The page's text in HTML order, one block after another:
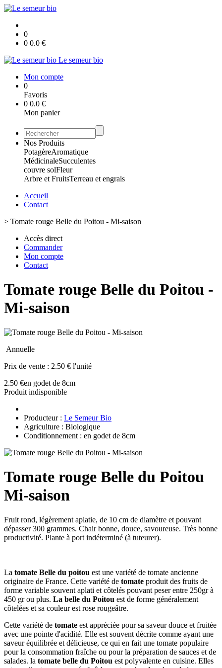
0
0 0.0 €
Le semeur bio
Mon compte
0
Favoris
0 0.0 €
Mon panier
Nos Produits
PotagèreAromatique
MédicinaleSucculentes
couvre solFleur
Arbre et FruitsTerreau et engrais
Accueil
Contact
> Tomate rouge Belle du Poitou - Mi-saison
Accès direct
Commander
Mon compte
Contact
Tomate rouge Belle du Poitou -
Mi-saison
Annuelle
Prix de vente : 2.50 € l'unité
2.50 €en godet de 8cm
Produit indisponible
Producteur : Le Semeur Bio
Agriculture : Biologique
Conditionnement : en godet de 8cm
Tomate rouge Belle du Poitou
Mi-saison
Fruit rond, légèrement aplatie, de 10 cm de diamètre et pouvant
dépasser 300 grammes. Chair bonne, douce, savoureuse. Très bonne
productivité. Plante à port indéterminé (à tuteurer).
La tomate Belle du poitou est une variété de tomate ancienne
originaire de France. Cette variété de tomate produit des fruits de
forme variable souvent aplati et côtelés pouvant peser entre 250gr à
450 gr ou plus. La belle du Poitou est de forme généralement
côtelées et sa couleur est rose rougeâtre.
Cette variété de tomate est appréciée pour sa saveur douce et fruitée
avec une pointe d'acidité. Elle est souvent décrite comme ayant une
saveur équilibrée et délicieuse, ce qui en fait une tomate populaire
pour la consommation fraîche ou pour la préparation de sauces et de
salades. la tomate belle du Poitou est polyvalente en cuisine. Elles